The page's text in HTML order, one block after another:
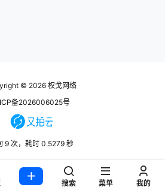
© 2026 权戈网络
备2026006025号
9 次，耗时 0.5279 秒
搜索 菜单 我的